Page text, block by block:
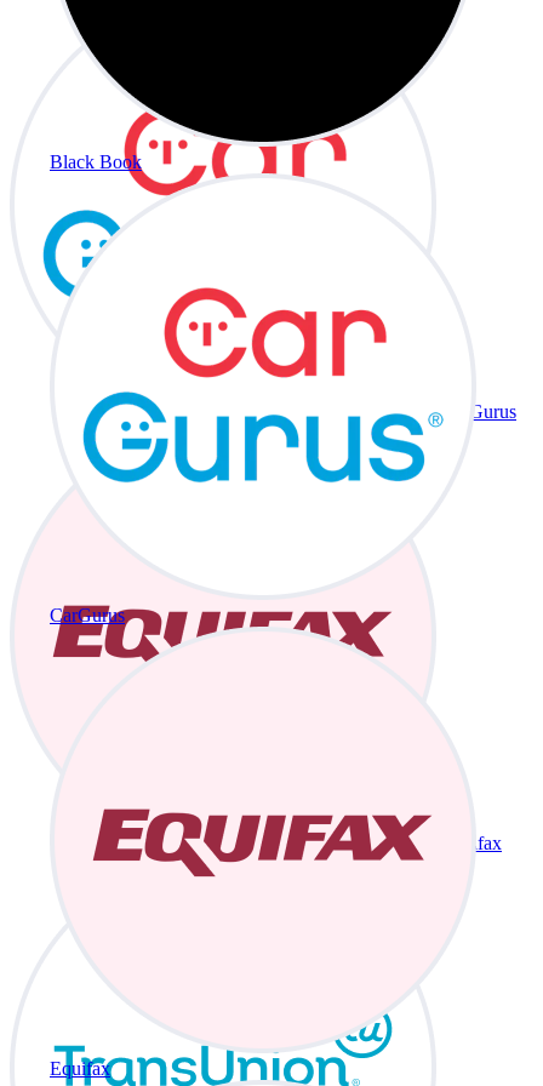
Black Book
CarGurus
Equifax
CarGurus
Equifax